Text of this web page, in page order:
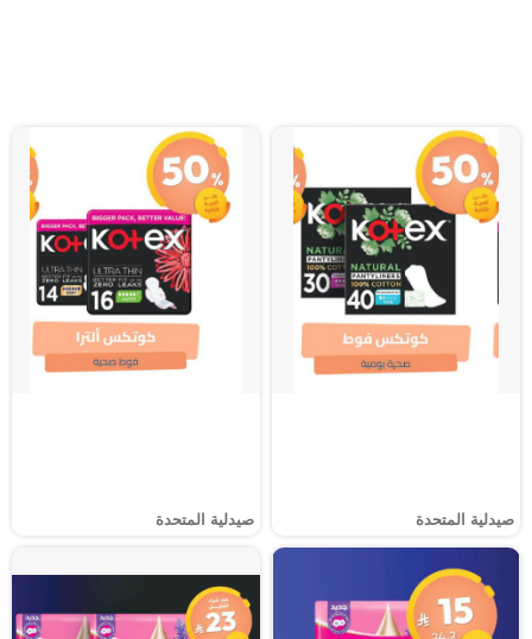
صيدلية المتحدة صيدلية المتحدة